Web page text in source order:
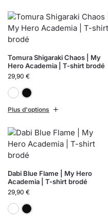
Tomura Shigaraki Chaos | My
Hero Academia | T-shirt brodé
29,90 €
Plus d'options
Dabi Blue Flame | My Hero
Academia | T-shirt brodé
29,90 €